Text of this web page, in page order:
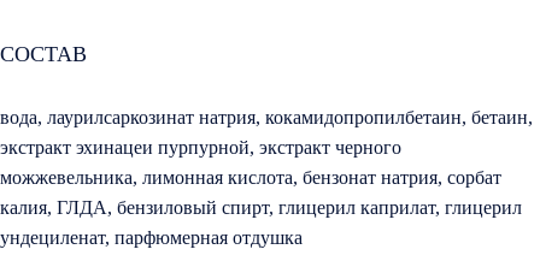
СОСТАВ
вода, лаурилсаркозинат натрия, кокамидопропилбетаин, бетаин,
экстракт эхинацеи пурпурной, экстракт черного
можжевельника, лимонная кислота, бензонат натрия, сорбат
калия, ГЛДА, бензиловый спирт, глицерил каприлат, глицерил
ундециленат, парфюмерная отдушка